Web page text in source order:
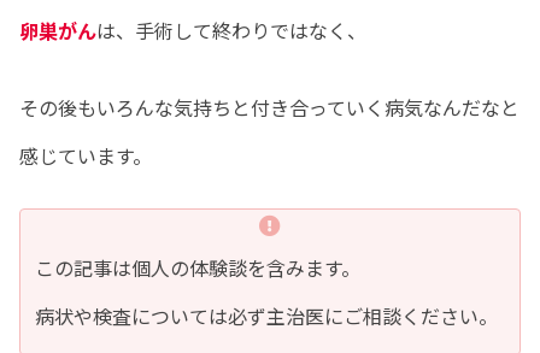
卵巣がんは、手術して終わりではなく、
その後もいろんな気持ちと付き合っていく病気なんだなと
感じています。
この記事は個人の体験談を含みます。
病状や検査については必ず主治医にご相談ください。